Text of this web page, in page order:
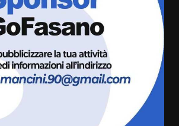
Fasanese ferito a colpi di arma
da fuoco
6 Agosto 2026 18:13
Carta d’identità: continua il piano
di aperture straordinarie del
Comune di Fasano